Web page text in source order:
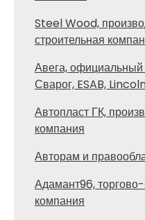
Steel Wood,
строительная
Авега, официальный
Сварог, ESAB,
Автопласт ГК,
компания
Авторам и
Адамант96,
компания